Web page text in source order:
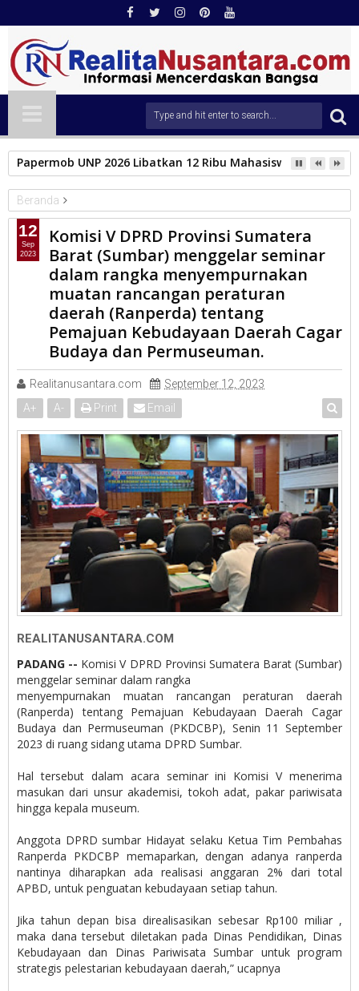
Papermob UNP 2026 Libatkan 12 Ribu Mahasiswa Baru,
Beranda
DPRD Sumbar
Komisi V DPRD Provinsi Sumatera Barat (Sumbar) menggelar
seminar dalam rangka menyempurnakan muatan rancangan
peraturan daerah (Ranperda) tentang Pemajuan Kebudayaan
Daerah Cagar Budaya dan Permuseuman.
Komisi V DPRD Provinsi Sumatera
Barat (Sumbar) menggelar seminar
dalam rangka menyempurnakan
muatan rancangan peraturan
daerah (Ranperda) tentang
Pemajuan Kebudayaan Daerah Cagar
Budaya dan Permuseuman.
Realitanusantara.com
September 12, 2023
A+ A- Print Email
REALITANUSANTARA.COM
PADANG -- Komisi V DPRD Provinsi Sumatera Barat (Sumbar)
menggelar seminar dalam rangka
menyempurnakan muatan rancangan peraturan daerah
(Ranperda) tentang Pemajuan Kebudayaan Daerah Cagar
Budaya dan Permuseuman (PKDCBP), Senin 11 September
2023 di ruang sidang utama DPRD Sumbar.
Hal tersebut dalam acara seminar ini Komisi V menerima
masukan dari unsur akademisi, tokoh adat, pakar pariwisata
hingga kepala museum.
Anggota DPRD sumbar Hidayat selaku Ketua Tim Pembahas
Ranperda PKDCBP memaparkan, dengan adanya ranperda
nantinya diharapkan ada realisasi anggaran 2% dari total
APBD, untuk penguatan kebudayaan setiap tahun.
Jika tahun depan bisa direalisasikan sebesar Rp100 miliar ,
maka dana tersebut diletakan pada Dinas Pendidikan, Dinas
Kebudayaan dan Dinas Pariwisata Sumbar untuk program
strategis pelestarian kebudayaan daerah,” ucapnya
12
Sep
2023